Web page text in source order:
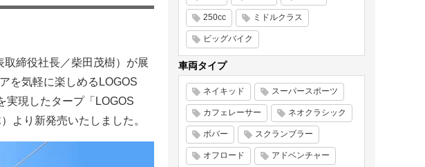
締役社長／柴田茂樹）が展
を気軽に楽しめるLOGOS
実現したタープ「LOGOS
より新発売いたしました。
250cc ミドルクラス
ビッグバイク
車両タイプ
ネイキッド スーパースポーツ
カフェレーサー ネオクラシック
ボバー スクランブラー
オフロード アドベンチャー